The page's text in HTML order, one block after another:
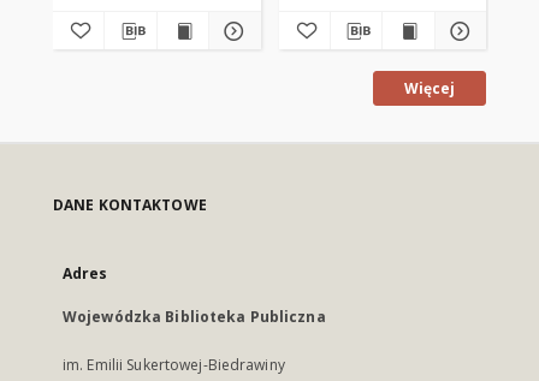
Więcej
DANE KONTAKTOWE
Adres
Wojewódzka Biblioteka Publiczna
im. Emilii Sukertowej-Biedrawiny